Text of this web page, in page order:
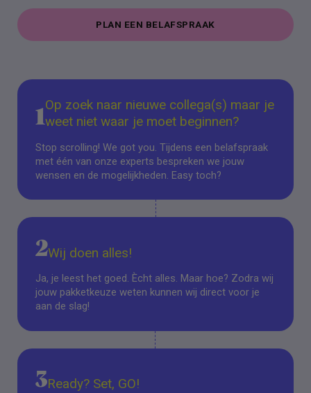
PLAN EEN BELAFSPRAAK
1
Op zoek naar nieuwe collega(s) maar je
weet niet waar je moet beginnen?
Stop scrolling! We got you. Tijdens een belafspraak
met één van onze experts bespreken we jouw
wensen en de mogelijkheden. Easy toch?
2Wij doen alles!
Ja, je leest het goed. Ècht alles. Maar hoe? Zodra wij
jouw pakketkeuze weten kunnen wij direct voor je
aan de slag!
3Ready? Set, GO!